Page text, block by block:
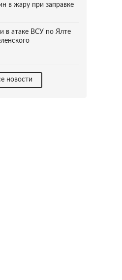
в жару при заправке
в атаке ВСУ по Ялте
новости